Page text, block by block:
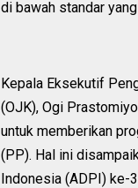
di bawah standar
Kepala Eksekutif
(OJK), Ogi
untuk memberikan
(PP). Hal ini
Indonesia (ADPI) ke-